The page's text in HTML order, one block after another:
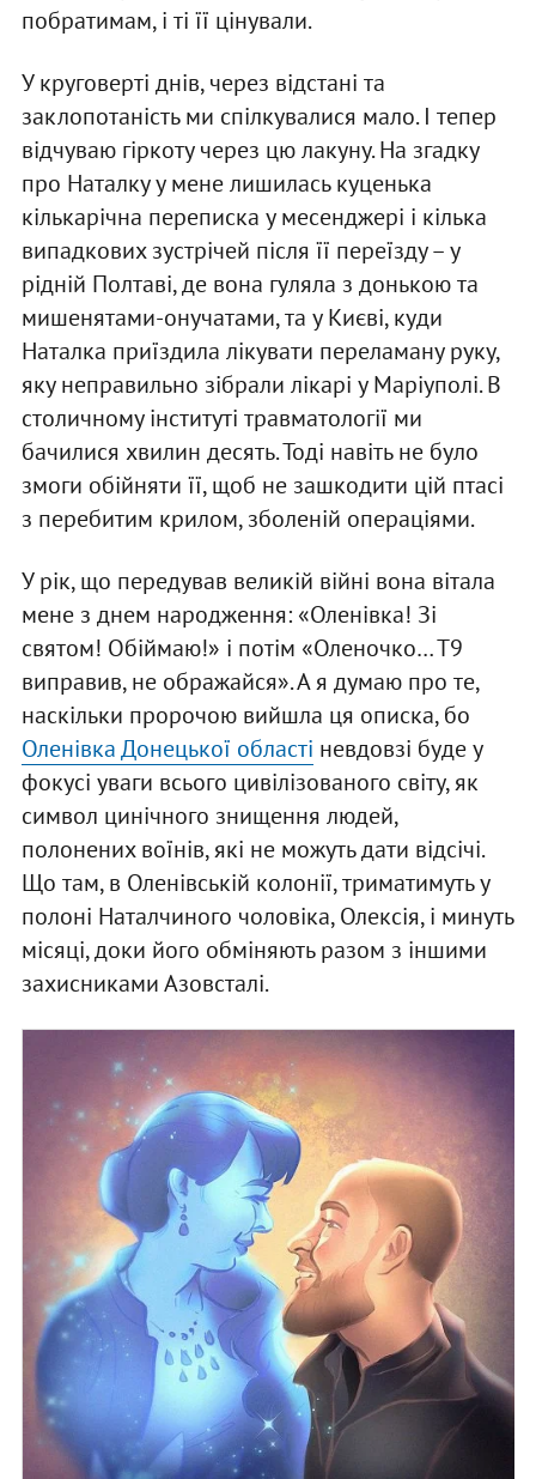
побратимам, і ті її цінували.
У круговерті днів, через відстані та
заклопотаність ми спілкувалися мало. І тепер
відчуваю гіркоту через цю лакуну. На згадку
про Наталку у мене лишилась куценька
кількарічна переписка у месенджері і кілька
випадкових зустрічей після її переїзду – у
рідній Полтаві, де вона гуляла з донькою та
мишенятами-онучатами, та у Києві, куди
Наталка приїздила лікувати переламану руку,
яку неправильно зібрали лікарі у Маріуполі. В
столичному інституті травматології ми
бачилися хвилин десять. Тоді навіть не було
змоги обійняти її, щоб не зашкодити цій птасі
з перебитим крилом, зболеній операціями.
У рік, що передував великій війні вона вітала
мене з днем народження: «Оленівка! Зі
святом! Обіймаю!» і потім «Оленочко… Т9
виправив, не ображайся». А я думаю про те,
наскільки пророчою вийшла ця описка, бо
Оленівка Донецької області невдовзі буде у
фокусі уваги всього цивілізованого світу, як
символ цинічного знищення людей,
полонених воїнів, які не можуть дати відсічі.
Що там, в Оленівській колонії, триматимуть у
полоні Наталчиного чоловіка, Олексія, і минуть
місяці, доки його обміняють разом з іншими
захисниками Азовсталі.